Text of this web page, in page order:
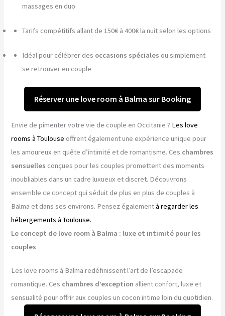
massages en duo
Tarifs compétitifs allant de 150€ à 400€ la nuit selon les options
Idéal pour célébrer des occasions spéciales ou simplement
se retrouver en couple
Réserver une love room à Balma sur Booking
Envie de pimenter votre vie de couple en Occitanie ? Les love
rooms à Toulouse offrent également une expérience unique pour
les amoureux en quête d’intimité et de romantisme. Ces chambres
sensuelles conçues pour les couples promettent des moments
inoubliables dans un cadre luxueux et discret. Découvrons
ensemble ce concept qui séduit de plus en plus de couples à
Balma et dans ses environs. Pensez égalementà regarder les
hébergements à Toulouse.
Le concept de love room à Balma : luxe et intimité pour les
couples
Les love rooms à Balma redéfinissent l’art de l’escapade
romantique. Ces chambres d’exception allient confort, luxe et
sensualité pour offrir aux couples un cocon intime loin du quotidien.